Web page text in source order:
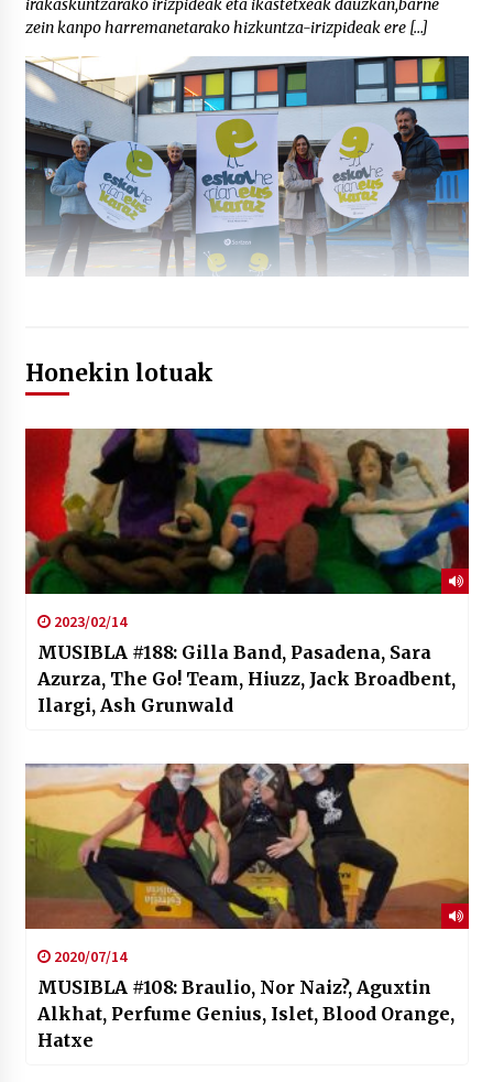
irakaskuntzarako irizpideak eta ikastetxeak dauzkan,barne
zein kanpo harremanetarako hizkuntza-irizpideak ere […]
Honekin lotuak
2023/02/14
MUSIBLA #188: Gilla Band, Pasadena, Sara
Azurza, The Go! Team, Hiuzz, Jack Broadbent,
Ilargi, Ash Grunwald
2020/07/14
MUSIBLA #108: Braulio, Nor Naiz?, Aguxtin
Alkhat, Perfume Genius, Islet, Blood Orange,
Hatxe